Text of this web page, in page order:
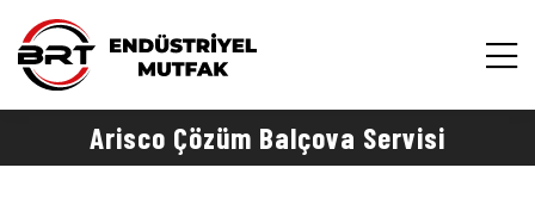
Arisco Çözüm Balçova Servisi